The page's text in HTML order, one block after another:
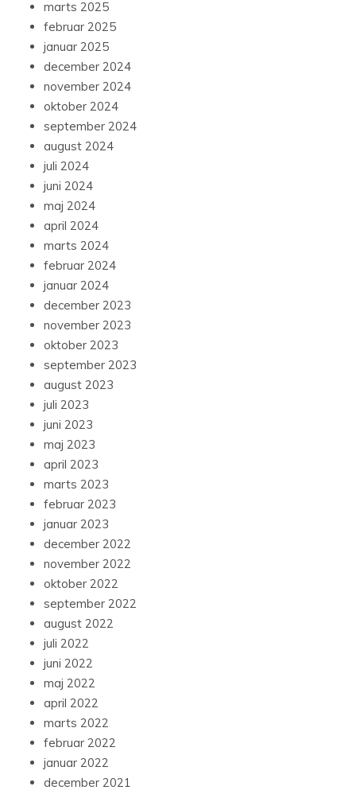
marts 2025
februar 2025
januar 2025
december 2024
november 2024
oktober 2024
september 2024
august 2024
juli 2024
juni 2024
maj 2024
april 2024
marts 2024
februar 2024
januar 2024
december 2023
november 2023
oktober 2023
september 2023
august 2023
juli 2023
juni 2023
maj 2023
april 2023
marts 2023
februar 2023
januar 2023
december 2022
november 2022
oktober 2022
september 2022
august 2022
juli 2022
juni 2022
maj 2022
april 2022
marts 2022
februar 2022
januar 2022
december 2021